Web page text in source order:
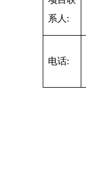
系人:
电话: